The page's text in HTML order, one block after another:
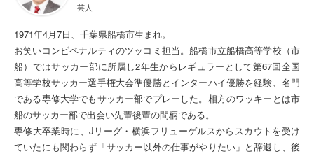
芸人
1971年4月7日、千葉県船橋市生まれ。
お笑いコンビペナルティのツッコミ担当。船橋市立船橋高等学校（市
船）ではサッカー部に所属し2年生からレギュラーとして第67回全国
高等学校サッカー選手権大会準優勝とインターハイ優勝を経験、名門
である専修大学でもサッカー部でプレーした。相方のワッキーとは市
船のサッカー部で出会い先輩後輩の間柄である。
専修大卒業時に、Jリーグ・横浜フリューゲルスからスカウトを受け
ていたにも関わらず「サッカー以外の仕事がやりたい」と辞退し、後